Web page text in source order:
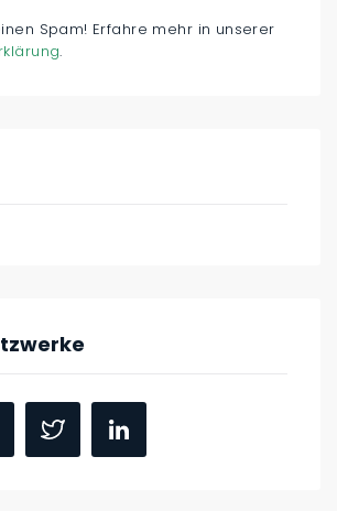
Spam! Erfahre mehr in unserer
.